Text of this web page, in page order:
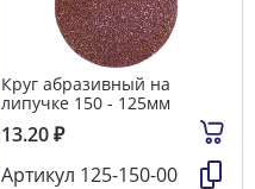
Круг абразивный на
липучке 150 - 125мм
13.20₽
Артикул 125-150-00